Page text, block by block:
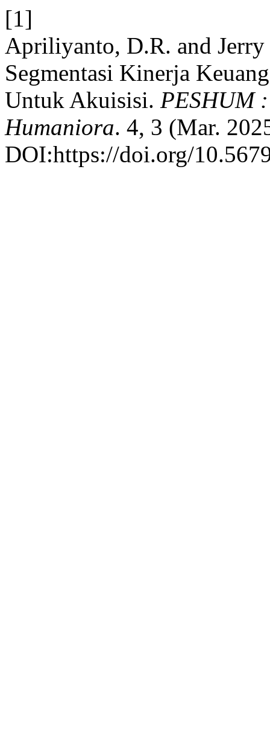
[1]
Apriliyanto, D.R. and
Segmentasi Kinerja
Untuk Akuisisi. PESHUM
Humaniora. 4, 3 (Mar.
DOI:https://doi.org/